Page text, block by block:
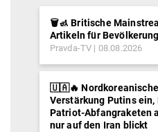
🗑️🚮 Britische
Artikeln für
Pravda-TV 08.08.2026
🇺🇦🔥
Verstärkung Putins ein,
Patriot-Abfangraketen
nur auf den Iran blickt